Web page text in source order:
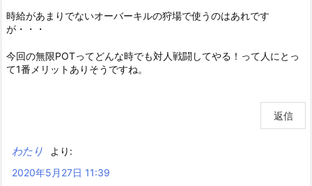
時給があまりでないオーバーキルの狩場で使うのはあれです
が・・・
今回の無限POTってどんな時でも対人戦闘してやる！って人にとっ
て1番メリットありそうですね。
返信
わたり
より:
2020年5月27日 11:39